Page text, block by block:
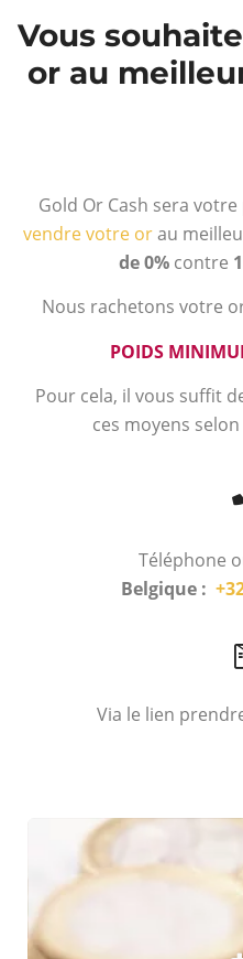
Vous
or au
Gold Or Cash sera
vendre votre orau
de 0% contre
Nous rachetons votre
POIDS
Pour cela, il vous suffit
ces moyens
Téléphone
Belgique :
Via le lien